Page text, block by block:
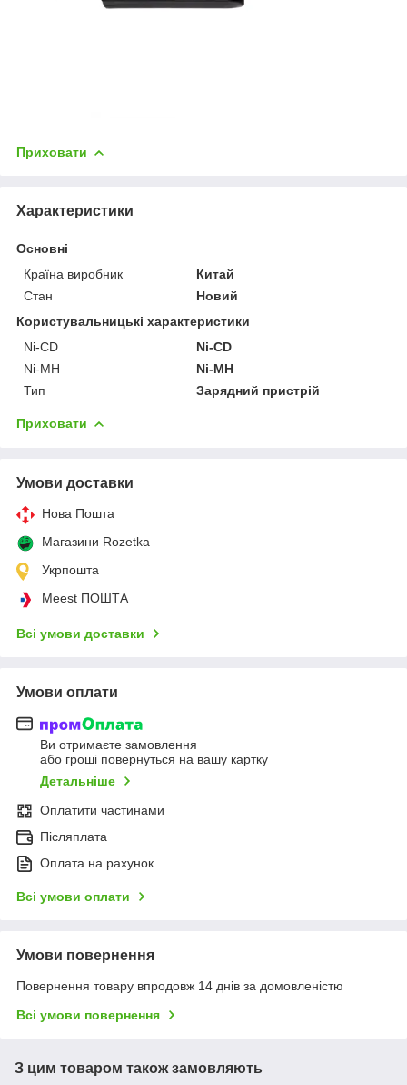
Приховати
Характеристики
Основні
Країна виробник
Китай
Стан
Новий
Користувальницькі характеристики
Ni-CD
Ni-CD
Ni-MH
Ni-MH
Тип
Зарядний пристрій
Приховати
Умови доставки
Нова Пошта
Магазини Rozetka
Укрпошта
Meest ПОШТА
Всі умови доставки
Умови оплати
Ви отримаєте замовлення
або гроші повернуться на вашу картку
Детальніше
Оплатити частинами
Післяплата
Оплата на рахунок
Всі умови оплати
Умови повернення
Повернення товару впродовж 14 днів за домовленістю
Всі умови повернення
З цим товаром також замовляють